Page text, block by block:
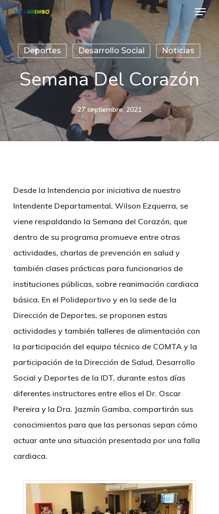
Skip
to
main
content
Menu
Deportes Desarrollo Social Noticias
Semana Del Corazón
27 septiembre, 2021
Desde la Intendencia por iniciativa de nuestro
Intendente Departamental, Wilson Ezquerra, se
viene respaldando la Semana del Corazón, que
dentro de su programa promueve entre otras
actividades, charlas de prevención en salud y
también clases prácticas para funcionarios de
instituciones públicas, sobre reanimación cardiaca
básica. En el Polideportivo y en la sede de la
Dirección de Deportes, se proponen estas
actividades y también talleres de alimentación con
la participación del equipo técnico de COMTA y la
participación de la Dirección de Salud, Desarrollo
Social y Deportes de la IDT, durante estos días
diferentes instructores entre ellos el Dr. Oscar
Pereira y la Dra. Jazmín Gamba, compartirán sus
conocimientos para que las personas sepan cómo
actuar ante una situación presentada por una falla
cardiaca.
Close
Menu